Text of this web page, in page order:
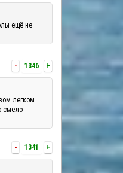
ещё не
- 1346 +
легком
смело
- 1341 +